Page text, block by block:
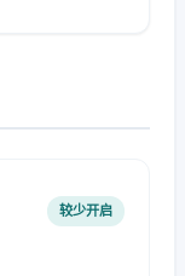
较少开启